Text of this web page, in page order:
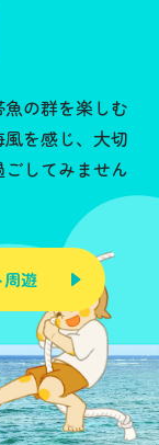
の群を楽しむ
を感じ、大切
してみません
遊